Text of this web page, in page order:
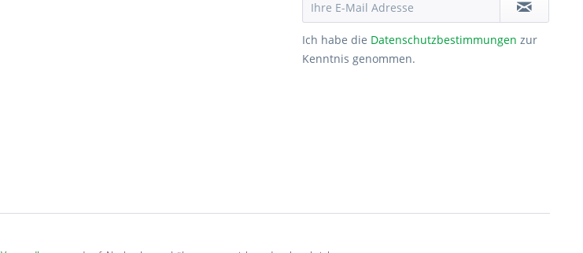
Ich habe die Datenschutzbestimmungen zur
Kenntnis genommen.